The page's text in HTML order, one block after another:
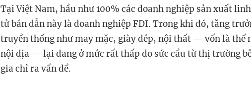
Tại Việt Nam, hầu như 100% các doanh nghiệp sản xuất
tử bán dẫn này là doanh nghiệp FDI. Trong khi đó, tăng
truyền thống như may mặc, giày dép, nội thất — vốn là thế
nội địa — lại đang ở mức rất thấp do sức cầu từ thị trường
gia chỉ ra vấn đề.